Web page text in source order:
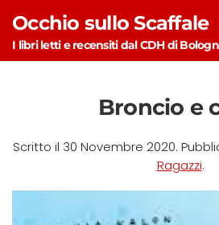
Skip to main content
Occhio sullo Scaffale
I libri letti e recensiti dal CDH di
Broncio e
Scritto il 30 Novembre 2020.
Ragazzi.